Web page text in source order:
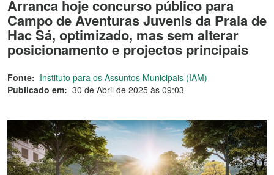
Arranca hoje concurso público para
Campo de Aventuras Juvenis da Praia de
Hac Sá, optimizado, mas sem alterar
posicionamento e projectos principais
Fonte: Instituto para os Assuntos Municipais (IAM)
Publicado em: 30 de Abril de 2025 às 09:03